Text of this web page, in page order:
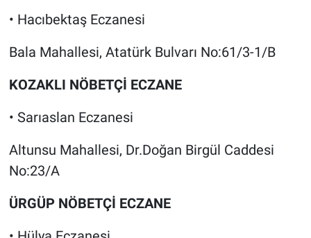
• Hacıbektaş Eczanesi
Bala Mahallesi, Atatürk Bulvarı No:61/3-1/B
KOZAKLI NÖBETÇİ ECZANE
• Sarıaslan Eczanesi
Altunsu Mahallesi, Dr.Doğan Birgül Caddesi
No:23/A
ÜRGÜP NÖBETÇİ ECZANE